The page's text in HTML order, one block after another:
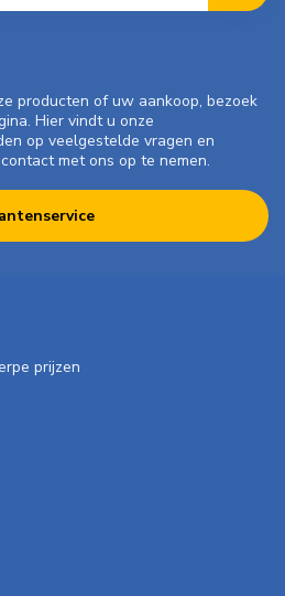
producten of uw aankoop, bezoek
Hier vindt u onze
op veelgestelde vragen en
met ons op te nemen.
prijzen